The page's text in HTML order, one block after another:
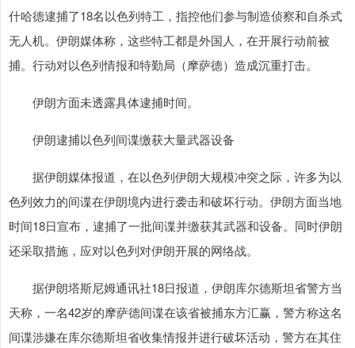
什哈德逮捕了18名以色列特工，指控他们参与制造侦察和自杀式
无人机。伊朗媒体称，这些特工都是外国人，在开展行动前被
捕。行动对以色列情报和特勤局（摩萨德）造成沉重打击。
伊朗方面未透露具体逮捕时间。
伊朗逮捕以色列间谍缴获大量武器设备
据伊朗媒体报道，在以色列伊朗大规模冲突之际，许多为以
色列效力的间谍在伊朗境内进行袭击和破坏行动。伊朗方面当地
时间18日宣布，逮捕了一批间谍并缴获其武器和设备。同时伊朗
还采取措施，应对以色列对伊朗开展的网络战。
据伊朗塔斯尼姆通讯社18日报道，伊朗库尔德斯坦省警方当
天称，一名42岁的摩萨德间谍在该省被捕东方汇赢，警方称这名
间谍涉嫌在库尔德斯坦省收集情报并进行破坏活动，警方在其住